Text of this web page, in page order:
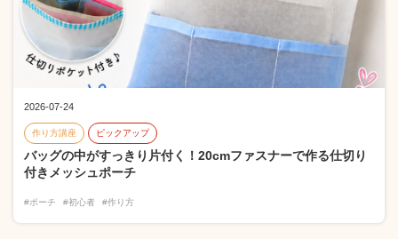
2026-07-24
作り方講座 ピックアップ
バッグの中がすっきり片付く！20cmファスナーで作る仕切り
付きメッシュポーチ
#ポーチ #初心者 #作り方